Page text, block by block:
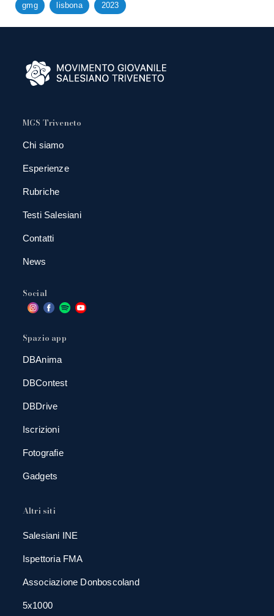
gmg lisbona 2023
MGS Triveneto
Chi siamo
Esperienze
Rubriche
Testi Salesiani
Contatti
News
Social
Spazio app
DBAnima
DBContest
DBDrive
Iscrizioni
Fotografie
Gadgets
Altri siti
Salesiani INE
Ispettoria FMA
Associazione Donboscoland
5x1000